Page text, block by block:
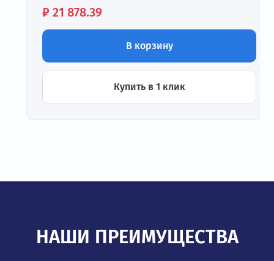
Цена:
₽ 21 878.39
В корзину
Купить в 1 клик
НАШИ ПРЕИМУЩЕСТВА